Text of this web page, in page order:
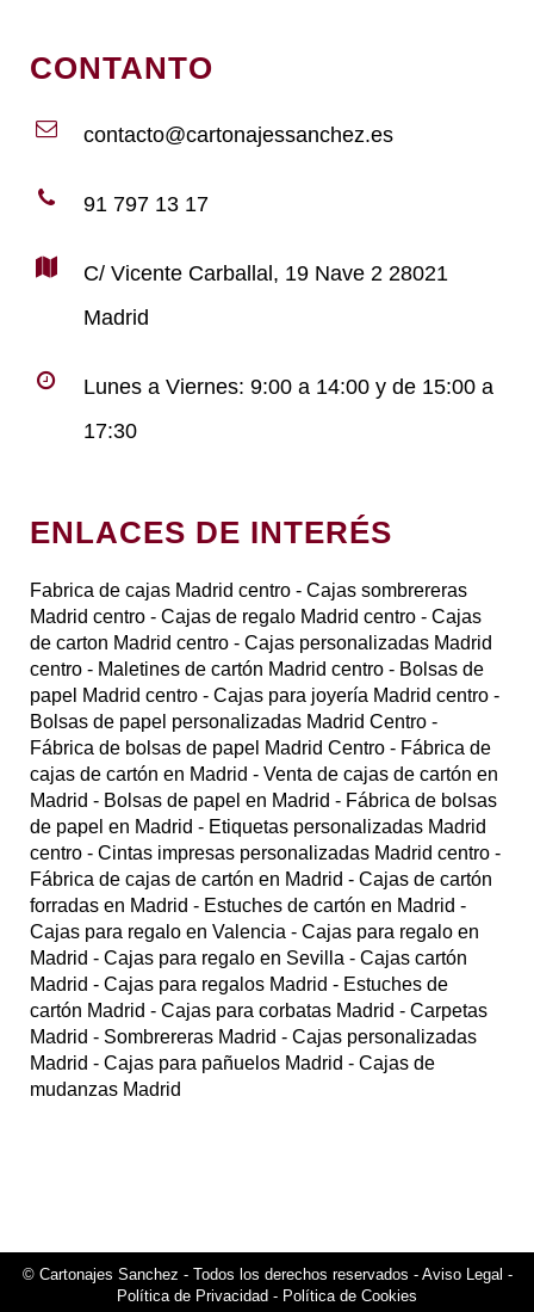
CONTANTO
contacto@cartonajessanchez.es
91 797 13 17
C/ Vicente Carballal, 19 Nave 2 28021
Madrid
Lunes a Viernes: 9:00 a 14:00 y de 15:00 a
17:30
ENLACES DE INTERÉS
Fabrica de cajas Madrid centro - Cajas sombrereras
Madrid centro - Cajas de regalo Madrid centro - Cajas
de carton Madrid centro - Cajas personalizadas Madrid
centro - Maletines de cartón Madrid centro - Bolsas de
papel Madrid centro - Cajas para joyería Madrid centro -
Bolsas de papel personalizadas Madrid Centro -
Fábrica de bolsas de papel Madrid Centro - Fábrica de
cajas de cartón en Madrid - Venta de cajas de cartón en
Madrid - Bolsas de papel en Madrid - Fábrica de bolsas
de papel en Madrid - Etiquetas personalizadas Madrid
centro - Cintas impresas personalizadas Madrid centro -
Fábrica de cajas de cartón en Madrid - Cajas de cartón
forradas en Madrid - Estuches de cartón en Madrid -
Cajas para regalo en Valencia - Cajas para regalo en
Madrid - Cajas para regalo en Sevilla - Cajas cartón
Madrid - Cajas para regalos Madrid - Estuches de
cartón Madrid - Cajas para corbatas Madrid - Carpetas
Madrid - Sombrereras Madrid - Cajas personalizadas
Madrid - Cajas para pañuelos Madrid - Cajas de
mudanzas Madrid
© Cartonajes Sanchez - Todos los derechos reservados - Aviso Legal -
Política de Privacidad - Política de Cookies